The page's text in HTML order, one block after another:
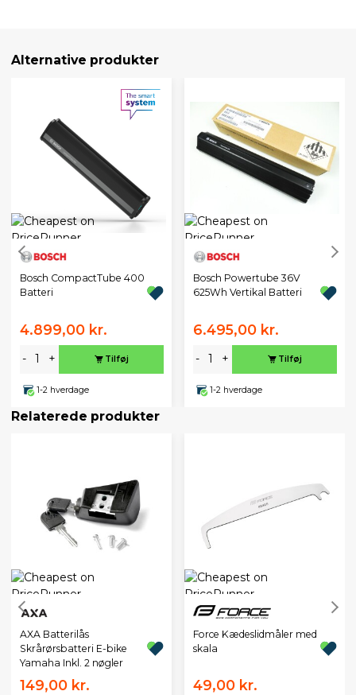
Alternative produkter
Bosch CompactTube 400
Batteri
4.899,00 kr.
- + Tilføj
1-2 hverdage
Bosch Powertube 36V
625Wh Vertikal Batteri
6.495,00 kr.
- + Tilføj
1-2 hverdage
Relaterede produkter
AXA Batterilås
Skrårørsbatteri E-bike
Yamaha Inkl. 2 nøgler
149,00 kr.
Force Kædeslidmåler med
skala
49,00 kr.